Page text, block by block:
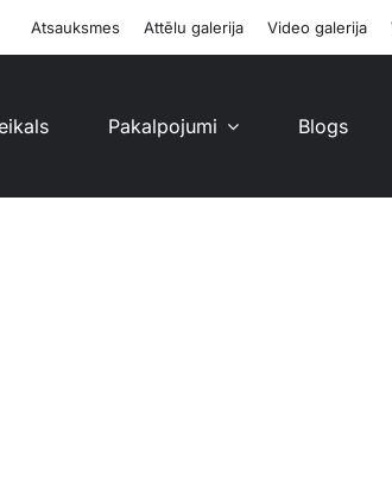
Atsauksmes Attēlu galerija Video galerija
Pakalpojumi Blogs